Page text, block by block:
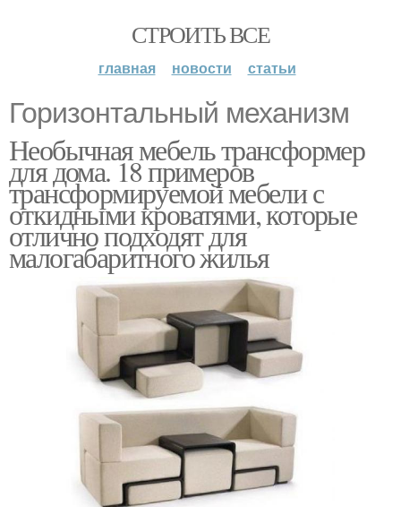
СТРОИТЬ ВСЕ
главная новости статьи
Горизонтальный механизм
Необычная мебель трансформер
для дома. 18 примеров
трансформируемой мебели с
откидными кроватями, которые
отлично подходят для
малогабаритного жилья